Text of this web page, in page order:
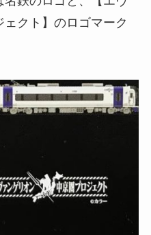
クト】のロゴマーク